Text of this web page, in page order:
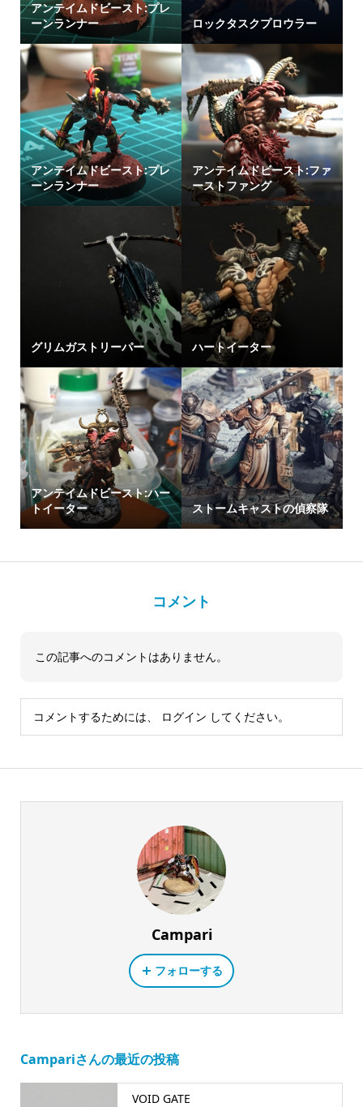
アンテイムドビースト:プレ
ーンランナー
ロックタスクプロウラー
アンテイムドビースト:プレ
ーンランナー
アンテイムドビースト:ファ
ーストファング
グリムガストリーパー ハートイーター
アンテイムドビースト:ハー
トイーター
ストームキャストの偵察隊
コメント
この記事へのコメントはありません。
コメントするためには、 ログイン してください。
Campari
フォローする
Campariさんの最近の投稿
VOID GATE